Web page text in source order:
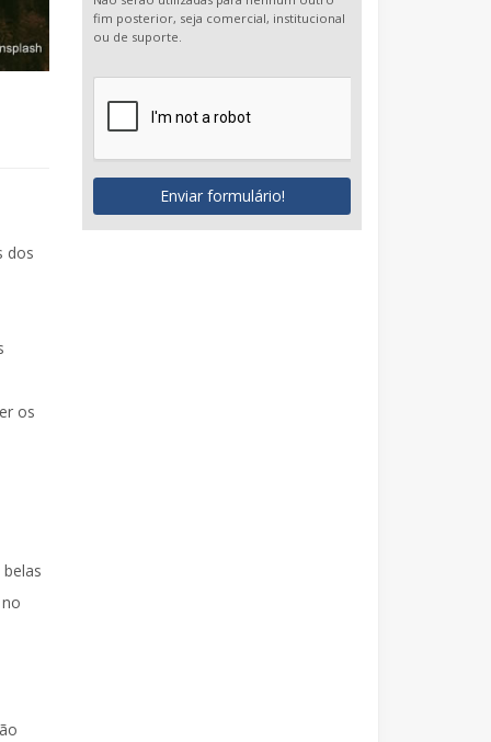
dos
os
fim posterior, seja comercial, institucional
ou de suporte.
Enviar formulário!